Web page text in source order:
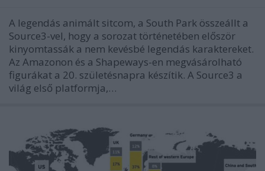
A legendás animált sitcom, a South Park összeállt a
Source3-vel, hogy a sorozat történetében először
kinyomtassák a nem kevésbé legendás karaktereket.
Az Amazonon és a Shapeways-en megvásárolható
figurákat a 20. születésnapra készítik. A Source3 a
világ első platformja,…